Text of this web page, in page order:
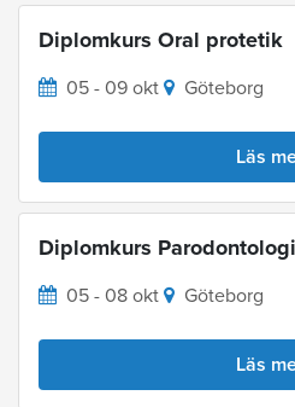
Diplomkurs Oral protetik
05 - 09 okt Göteborg
Läs
Diplomkurs Parodontologi
05 - 08 okt Göteborg
Läs